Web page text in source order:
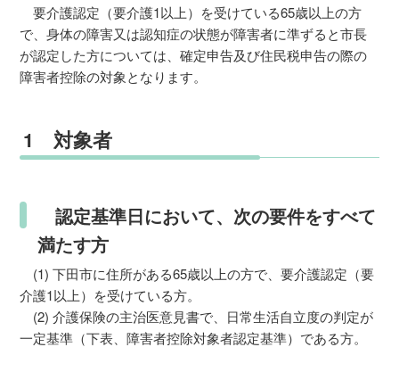
要介護認定（要介護1以上）を受けている65歳以上の方
で、身体の障害又は認知症の状態が障害者に準ずると市長
が認定した方については、確定申告及び住民税申告の際の
障害者控除の対象となります。
1 対象者
認定基準日において、次の要件をすべて
満たす方
(1) 下田市に住所がある65歳以上の方で、要介護認定（要
介護1以上）を受けている方。
(2) 介護保険の主治医意見書で、日常生活自立度の判定が
一定基準（下表、障害者控除対象者認定基準）である方。